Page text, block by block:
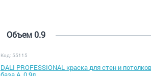
Объем 0.9
Код: 55115
DALI PROFESSIONAL краска для стен и